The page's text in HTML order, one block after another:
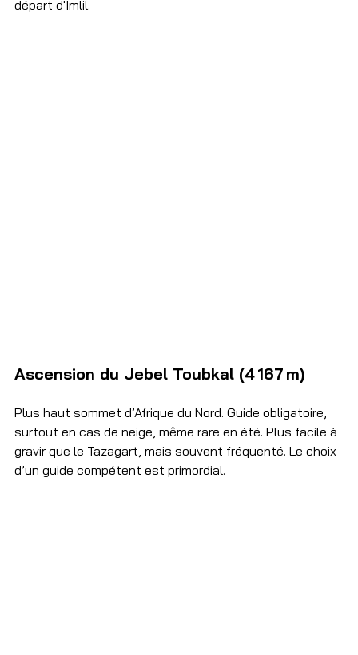
départ d'Imlil.
Ascension du Jebel Toubkal (4 167 m)
Plus haut sommet d’Afrique du Nord. Guide obligatoire,
surtout en cas de neige, même rare en été. Plus facile à
gravir que le Tazagart, mais souvent fréquenté. Le choix
d’un guide compétent est primordial.